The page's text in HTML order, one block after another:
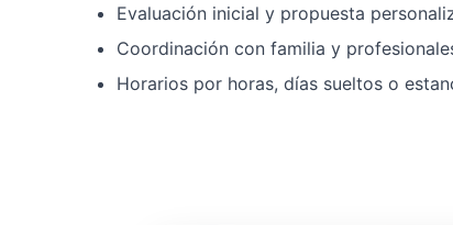
Evaluación inicial y propuesta
Coordinación con familia y
Horarios por horas, días sueltos o